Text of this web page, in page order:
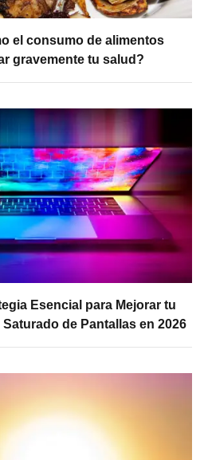
el consumo de alimentos
gravemente tu salud?
Esencial para Mejorar tu
de Pantallas en 2026